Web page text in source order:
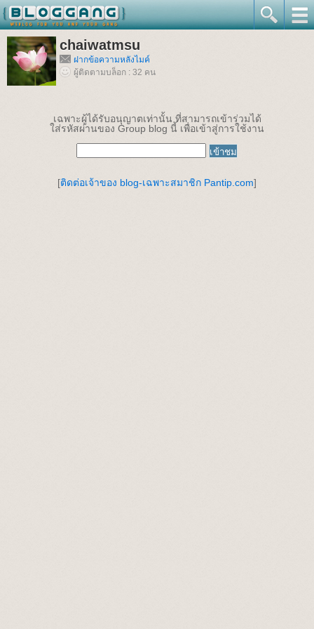
chaiwatmsu
ฝากข้อความหลังไมค์
ผู้ติดตามบล็อก : 32 คน
เฉพาะผู้ได้รับอนุญาตเท่านั้น ที่สามารถเข้าร่วมได้
ใส่รหัสผ่านของ Group blog นี้ เพื่อเข้าสู่การใช้งาน
[ติดต่อเจ้าของ blog-เฉพาะสมาชิก Pantip.com]